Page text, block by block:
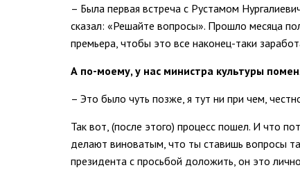
– Была первая встреча с Рустамом
сказал: «Решайте вопросы». Прошло месяца
премьера, чтобы это все наконец-таки
А по-моему, у нас министра культуры
– Это было чуть позже, я тут ни при чем,
Так вот, (после этого) процесс пошел. И что
делают виноватым, что ты ставишь вопросы
президента с просьбой доложить, он это